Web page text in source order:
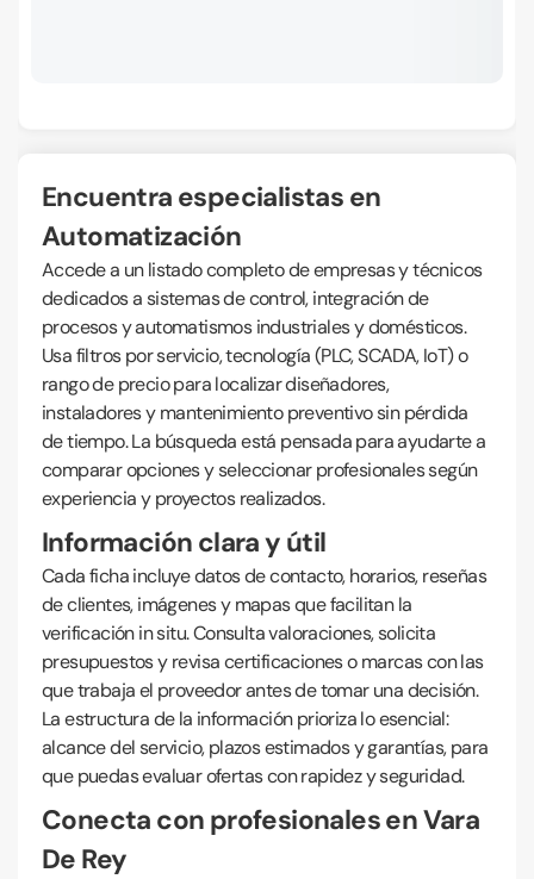
Encuentra especialistas en
Automatización
Accede a un listado completo de empresas y técnicos
dedicados a sistemas de control, integración de
procesos y automatismos industriales y domésticos.
Usa filtros por servicio, tecnología (PLC, SCADA, IoT) o
rango de precio para localizar diseñadores,
instaladores y mantenimiento preventivo sin pérdida
de tiempo. La búsqueda está pensada para ayudarte a
comparar opciones y seleccionar profesionales según
experiencia y proyectos realizados.
Información clara y útil
Cada ficha incluye datos de contacto, horarios, reseñas
de clientes, imágenes y mapas que facilitan la
verificación in situ. Consulta valoraciones, solicita
presupuestos y revisa certificaciones o marcas con las
que trabaja el proveedor antes de tomar una decisión.
La estructura de la información prioriza lo esencial:
alcance del servicio, plazos estimados y garantías, para
que puedas evaluar ofertas con rapidez y seguridad.
Conecta con profesionales en Vara
De Rey